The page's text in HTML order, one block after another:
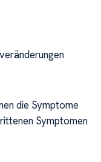
die Symptome
Symptomen